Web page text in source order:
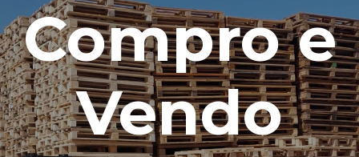
Compro e
Vendo